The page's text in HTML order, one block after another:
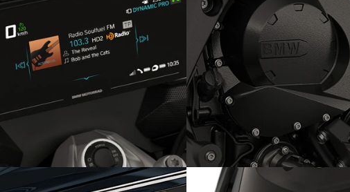
Kiváló hangzásvilágot kínáló
Szuverén hathengeres blokk